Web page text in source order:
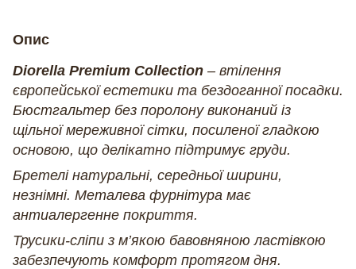
Опис
Diorella Premium Collection – втілення
європейської естетики та бездоганної посадки.
Бюстгальтер без поролону виконаний із
щільної мереживної сітки, посиленої гладкою
основою, що делікатно підтримує груди.
Бретелі натуральні, середньої ширини,
незнімні. Металева фурнітура має
антиалергенне покриття.
Трусики-сліпи з м’якою бавовняною ластівкою
забезпечують комфорт протягом дня.